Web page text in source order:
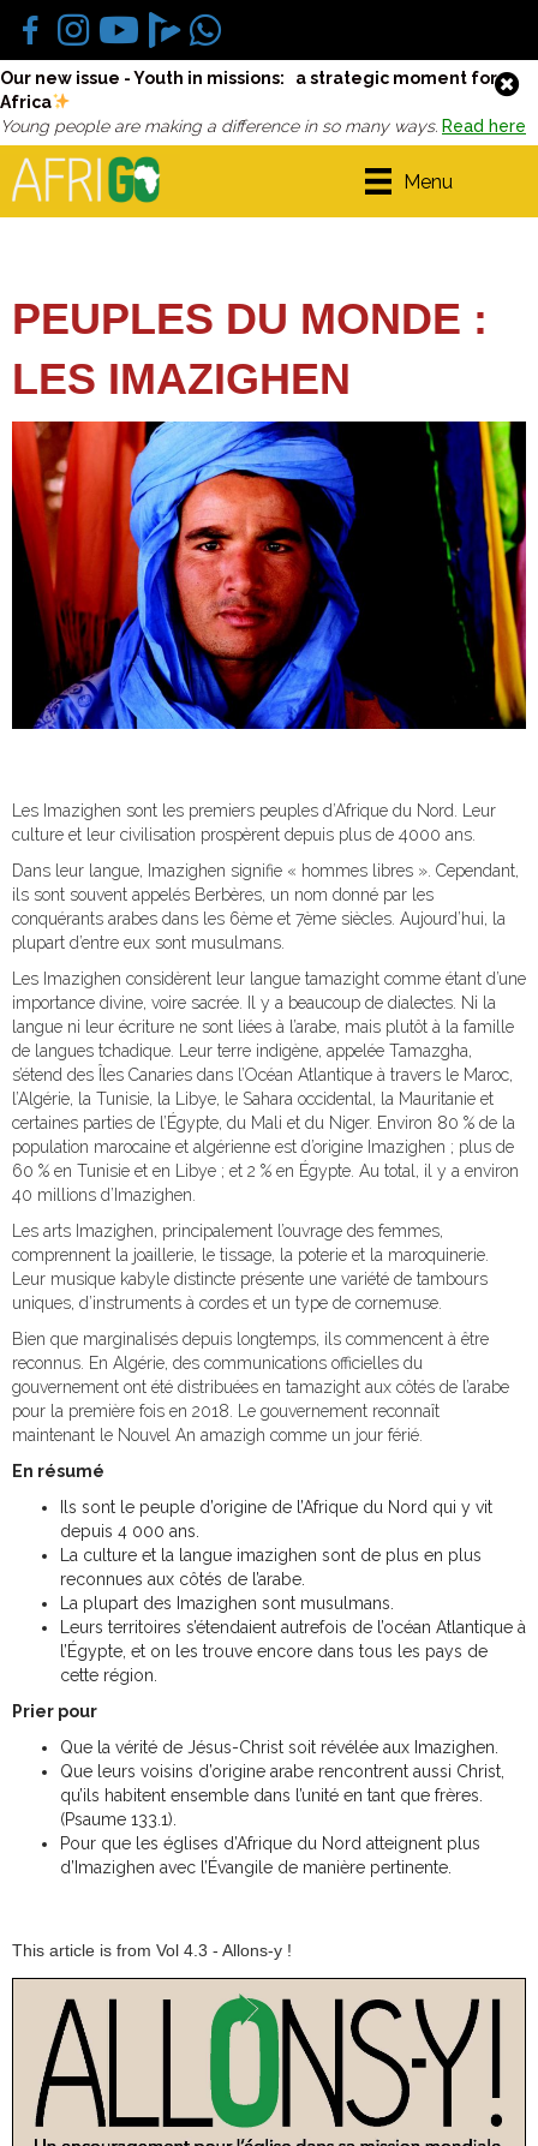
Our new issue - Youth in missions: a strategic moment for
Africa
Young people are making a difference in so many ways. Read here
Menu
PEUPLES DU MONDE :
LES IMAZIGHEN
Les Imazighen sont les premiers peuples d’Afrique du Nord. Leur
culture et leur civilisation prospèrent depuis plus de 4000 ans.
Dans leur langue, Imazighen signifie « hommes libres ». Cependant,
ils sont souvent appelés Berbères, un nom donné par les
conquérants arabes dans les 6ème et 7ème siècles. Aujourd’hui, la
plupart d’entre eux sont musulmans.
Les Imazighen considèrent leur langue tamazight comme étant d’une
importance divine, voire sacrée. Il y a beaucoup de dialectes. Ni la
langue ni leur écriture ne sont liées à l’arabe, mais plutôt à la famille
de langues tchadique. Leur terre indigène, appelée Tamazgha,
s’étend des Îles Canaries dans l’Océan Atlantique à travers le Maroc,
l’Algérie, la Tunisie, la Libye, le Sahara occidental, la Mauritanie et
certaines parties de l’Égypte, du Mali et du Niger. Environ 80 % de la
population marocaine et algérienne est d’origine Imazighen ; plus de
60 % en Tunisie et en Libye ; et 2 % en Égypte. Au total, il y a environ
40 millions d’Imazighen.
Les arts Imazighen, principalement l’ouvrage des femmes,
comprennent la joaillerie, le tissage, la poterie et la maroquinerie.
Leur musique kabyle distincte présente une variété de tambours
uniques, d’instruments à cordes et un type de cornemuse.
Bien que marginalisés depuis longtemps, ils commencent à être
reconnus. En Algérie, des communications officielles du
gouvernement ont été distribuées en tamazight aux côtés de l’arabe
pour la première fois en 2018. Le gouvernement reconnaît
maintenant le Nouvel An amazigh comme un jour férié.
En résumé
Ils sont le peuple d’origine de l’Afrique du Nord qui y vit
depuis 4 000 ans.
La culture et la langue imazighen sont de plus en plus
reconnues aux côtés de l’arabe.
La plupart des Imazighen sont musulmans.
Leurs territoires s’étendaient autrefois de l’océan Atlantique à
l’Égypte, et on les trouve encore dans tous les pays de
cette région.
Prier pour
Que la vérité de Jésus-Christ soit révélée aux Imazighen.
Que leurs voisins d’origine arabe rencontrent aussi Christ,
qu’ils habitent ensemble dans l’unité en tant que frères.
(Psaume 133.1).
Pour que les églises d’Afrique du Nord atteignent plus
d’Imazighen avec l’Évangile de manière pertinente.
This article is from Vol 4.3 - Allons-y !